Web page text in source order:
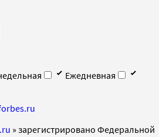
Ежедневная
» зарегистрировано Федеральной